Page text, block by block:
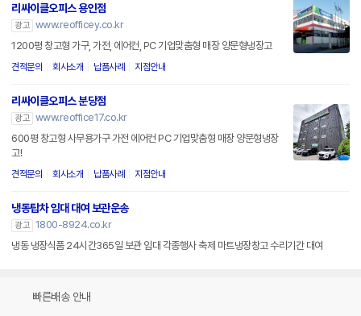
리싸이클오피스 용인점
광고 www.reofficey.co.kr
1200평 창고형 가구, 가전, 에어컨, PC 기업맞춤형 매장 양문형냉장고
견적문의 회사소개 납품사례 지점안내
리싸이클오피스 분당점
광고 www.reoffice17.co.kr
600평 창고형 사무용가구 가전 에어컨 PC 기업맞춤형 매장 양문형냉장
고!
견적문의 회사소개 납품사례 지점안내
냉동탑차 임대 대여 보관운송
광고 1800-8924.co.kr
냉동 냉장식품 24시간365일 보관 임대 각종행사 축제 마트냉장창고 수리기간 대여
빠른배송 안내